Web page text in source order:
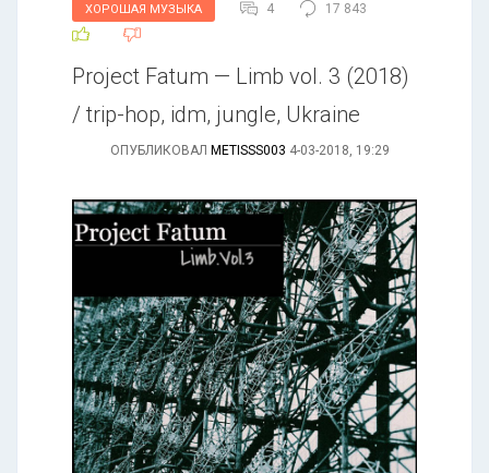
ХОРОШАЯ МУЗЫКА 4 17 843
Project Fatum — Limb vol. 3 (2018)
/ trip-hop, idm, jungle, Ukraine
ОПУБЛИКОВАЛ METISSS003 4-03-2018, 19:29